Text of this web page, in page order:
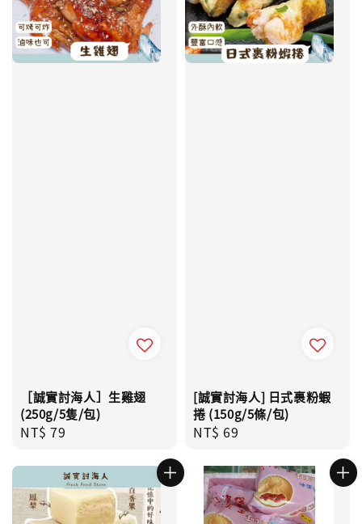
［誠實討海人］生雞翅
(250g/5隻/包)
Regular
NT$ 79
[誠實討海人] 日式裹粉蝦
捲 (150g/5條/包)
Regular
NT$ 69